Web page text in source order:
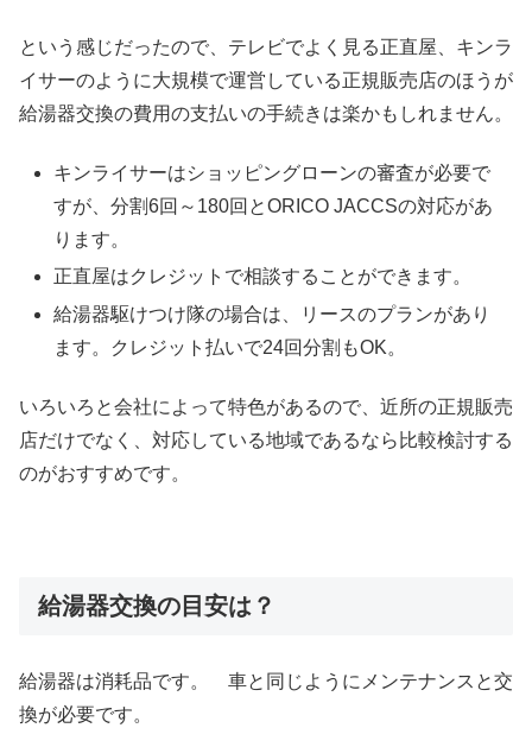
という感じだったので、テレビでよく見る正直屋、キンラ
イサーのように大規模で運営している正規販売店のほうが
給湯器交換の費用の支払いの手続きは楽かもしれません。
キンライサーはショッピングローンの審査が必要で
すが、分割6回～180回とORICO JACCSの対応があ
ります。
正直屋はクレジットで相談することができます。
給湯器駆けつけ隊の場合は、リースのプランがあり
ます。クレジット払いで24回分割もOK。
いろいろと会社によって特色があるので、近所の正規販売
店だけでなく、対応している地域であるなら比較検討する
のがおすすめです。
給湯器交換の目安は？
給湯器は消耗品です。 車と同じようにメンテナンスと交
換が必要です。